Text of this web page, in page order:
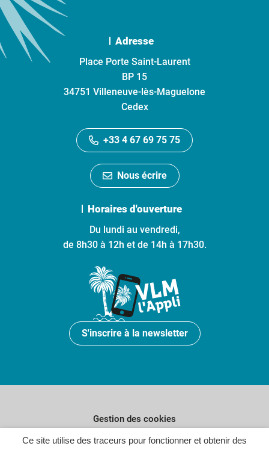
Ce site utilise des traceurs pour fonctionner et obtenir des
Adresse
Place Porte Saint-Laurent
BP 15
34751 Villeneuve-lès-Maguelone
Cedex
+33 4 67 69 75 75
Nous écrire
Horaires d'ouverture
Du lundi au vendredi,
de 8h30 à 12h et de 14h à 17h30.
S'inscrire à la newsletter
Gestion des cookies
Plan du site